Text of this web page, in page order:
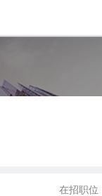
在招职位